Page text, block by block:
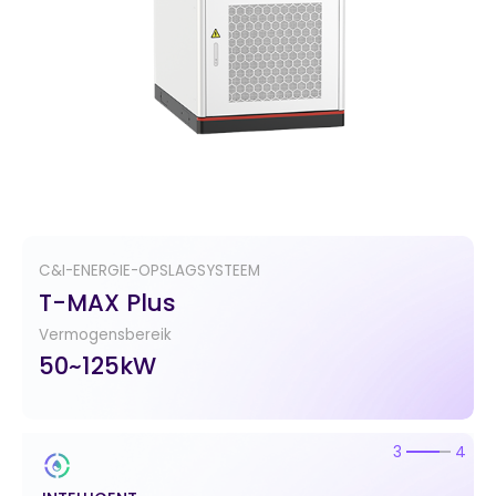
C&I-ENERGIE-OPSLAGSYSTEEM
T-MAX Plus
Vermogensbereik
50~125kW
3 4